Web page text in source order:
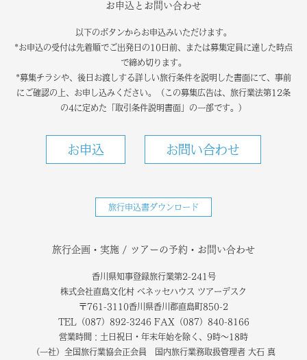
お申込とお問い合わせ
以下のボタンからお申込みいただけます。
*お申込の受付は先着順でご出発日の10日前、または募集定員に達した時点
で締め切ります。
*募集チラシや、後日お渡しする詳しい旅行条件を説明した書面にて、事前
にご確認の上、お申し込みください。（この募集広告は、旅行業法第12条
の4に定めた「取引条件説明書面」の一部です。）
お申込 お問い合わせ
旅行申込書ダウンロード
旅行企画・実施 / ツアーの予約・お問い合わせ
香川県知事登録旅行業第2-241号
株式会社直島文化村 ベネッセハウス ツアーデスク
〒761-3110香川県香川郡直島町850-2
TEL（087）892-3246 FAX（087）840-8166
営業時間：土日祝日・年末年始を除く、9時～18時
（一社）全国旅行業協会正会員 国内旅行業務取扱管理者 大石 真